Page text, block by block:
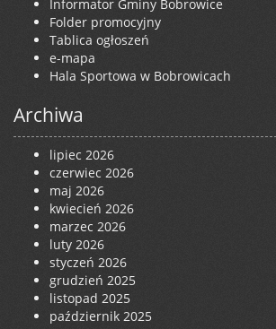
Informator Gminy Bobrowice
Folder promocyjny
Tablica ogłoszeń
e-mapa
Hala Sportowa w Bobrowicach
Archiwa
lipiec 2026
czerwiec 2026
maj 2026
kwiecień 2026
marzec 2026
luty 2026
styczeń 2026
grudzień 2025
listopad 2025
październik 2025